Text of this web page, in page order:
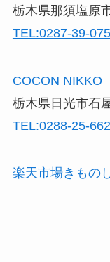
栃木県那須塩原
TEL:0287-39-
COCON
栃木県日光市石
TEL:0288-25-
楽天市場きもの